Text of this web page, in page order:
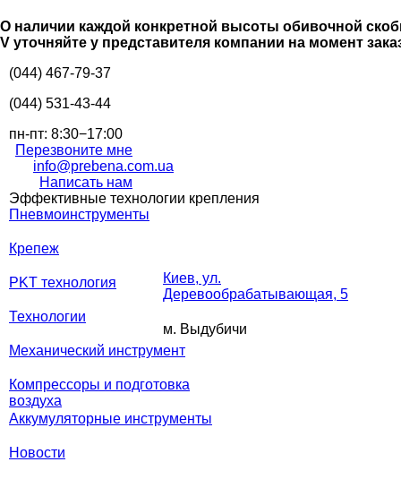
О наличии каждой конкретной высоты обивочной
V уточняйте у представителя компании на момент
(044) 467-79-37
(044) 531-43-44
пн-пт: 8:30−17:00
Перезвоните мне
info@prebena.com.ua
Написать нам
Киев, ул.
Деревообрабатывающая, 5
м. Выдубичи
Эффективные технологии крепления
Пневмоинструменты
Крепеж
PKT технология
Технологии
Механический инструмент
Компрессоры и подготовка
воздуха
Аккумуляторные инструменты
Новости